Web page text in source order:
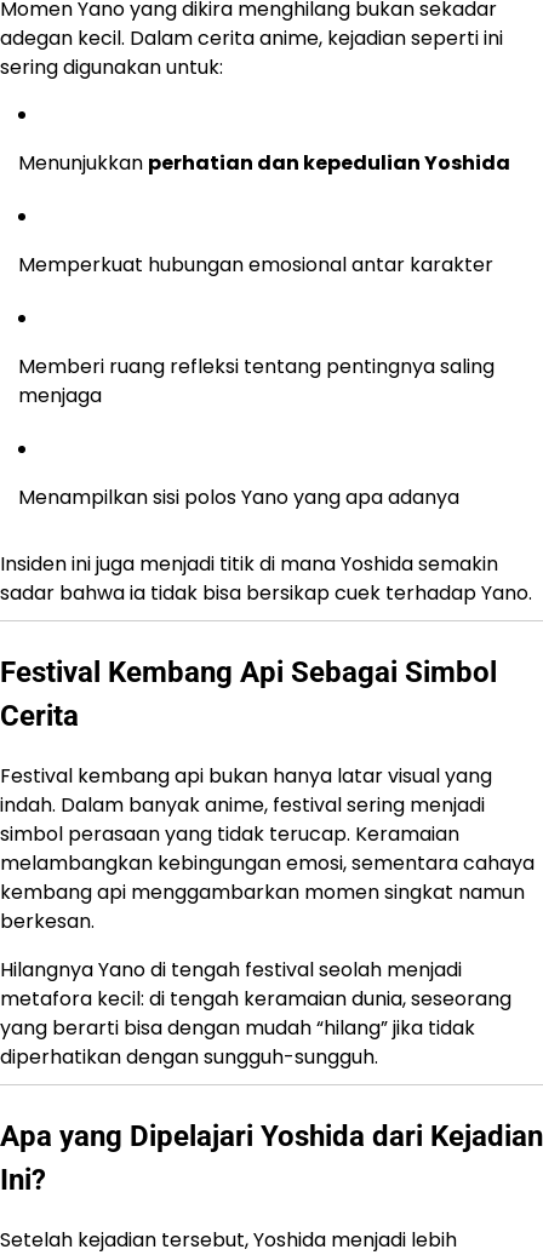
Momen Yano yang dikira menghilang bukan sekadar
adegan kecil. Dalam cerita anime, kejadian seperti ini
sering digunakan untuk:
Menunjukkan perhatian dan kepedulian Yoshida
Memperkuat hubungan emosional antar karakter
Memberi ruang refleksi tentang pentingnya saling
menjaga
Menampilkan sisi polos Yano yang apa adanya
Insiden ini juga menjadi titik di mana Yoshida semakin
sadar bahwa ia tidak bisa bersikap cuek terhadap Yano.
Festival Kembang Api Sebagai Simbol
Cerita
Festival kembang api bukan hanya latar visual yang
indah. Dalam banyak anime, festival sering menjadi
simbol perasaan yang tidak terucap. Keramaian
melambangkan kebingungan emosi, sementara cahaya
kembang api menggambarkan momen singkat namun
berkesan.
Hilangnya Yano di tengah festival seolah menjadi
metafora kecil: di tengah keramaian dunia, seseorang
yang berarti bisa dengan mudah “hilang” jika tidak
diperhatikan dengan sungguh-sungguh.
Apa yang Dipelajari Yoshida dari Kejadian
Ini?
Setelah kejadian tersebut, Yoshida menjadi lebih